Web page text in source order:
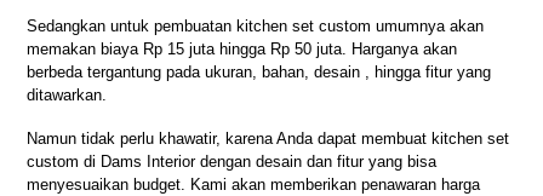
Sedangkan untuk pembuatan kitchen set custom umumnya akan
memakan biaya Rp 15 juta hingga Rp 50 juta. Harganya akan
berbeda tergantung pada ukuran, bahan, desain , hingga fitur yang
ditawarkan.
Namun tidak perlu khawatir, karena Anda dapat membuat kitchen set
custom di Dams Interior dengan desain dan fitur yang bisa
menyesuaikan budget. Kami akan memberikan penawaran harga